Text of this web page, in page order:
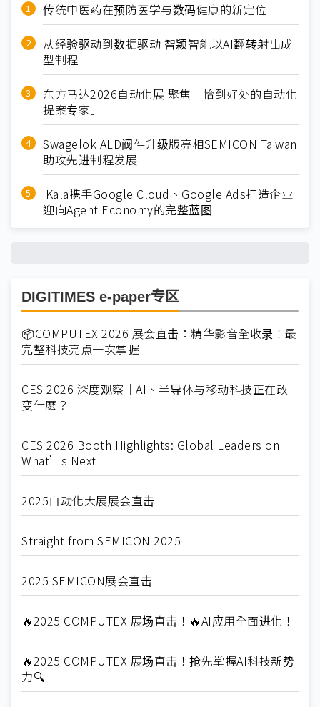
传统中医药在预防医学与数码健康的新定位
从经验驱动到数据驱动 智颖智能以AI翻转射出成
型制程
东方马达2026自动化展 聚焦「恰到好处的自动化
提案专家」
Swagelok ALD阀件升级版亮相SEMICON Taiwan
助攻先进制程发展
iKala携手Google Cloud、Google Ads打造企业
迎向Agent Economy的完整蓝图
DIGITIMES e-paper专区
📦COMPUTEX 2026 展会直击：精华影音全收录！最
完整科技亮点一次掌握
CES 2026 深度观察｜AI、半导体与移动科技正在改
变什麽？
CES 2026 Booth Highlights: Global Leaders on
What’s Next
2025自动化大展展会直击
Straight from SEMICON 2025
2025 SEMICON展会直击
🔥2025 COMPUTEX 展场直击！🔥AI应用全面进化！
🔥2025 COMPUTEX 展场直击！抢先掌握AI科技新势
力🔍